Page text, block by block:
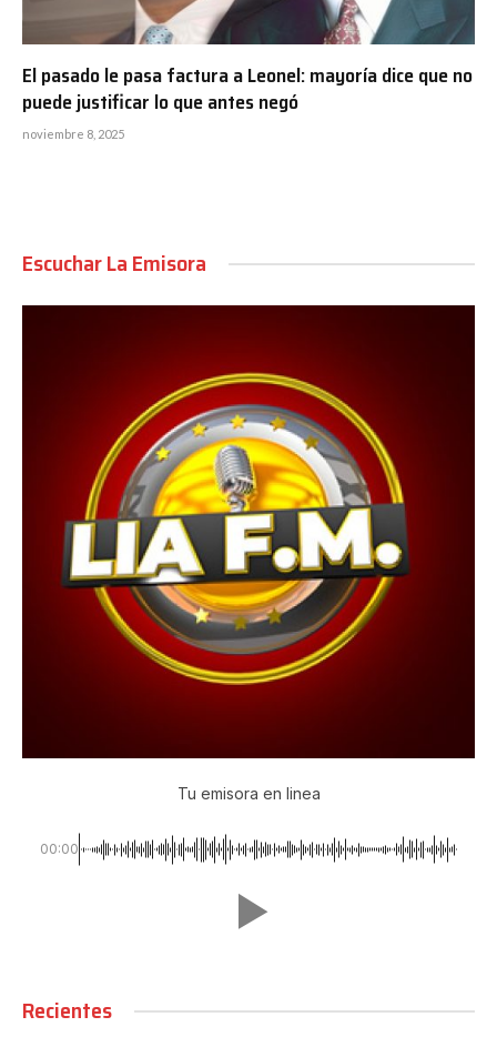
El pasado le pasa factura a Leonel: mayoría dice que no
puede justificar lo que antes negó
noviembre 8, 2025
Escuchar La Emisora
Tu emisora en linea
00:00
Recientes